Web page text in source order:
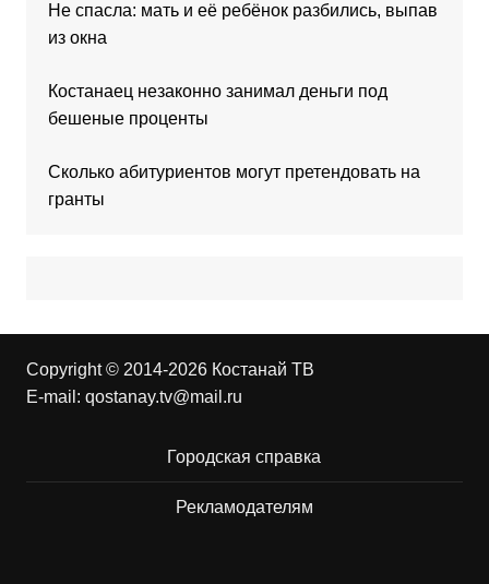
Не спасла: мать и её ребёнок разбились, выпав
из окна
Костанаец незаконно занимал деньги под
бешеные проценты
Сколько абитуриентов могут претендовать на
гранты
Copyright © 2014-2026 Костанай ТВ
E-mail: qostanay.tv@mail.ru
Городская справка
Рекламодателям